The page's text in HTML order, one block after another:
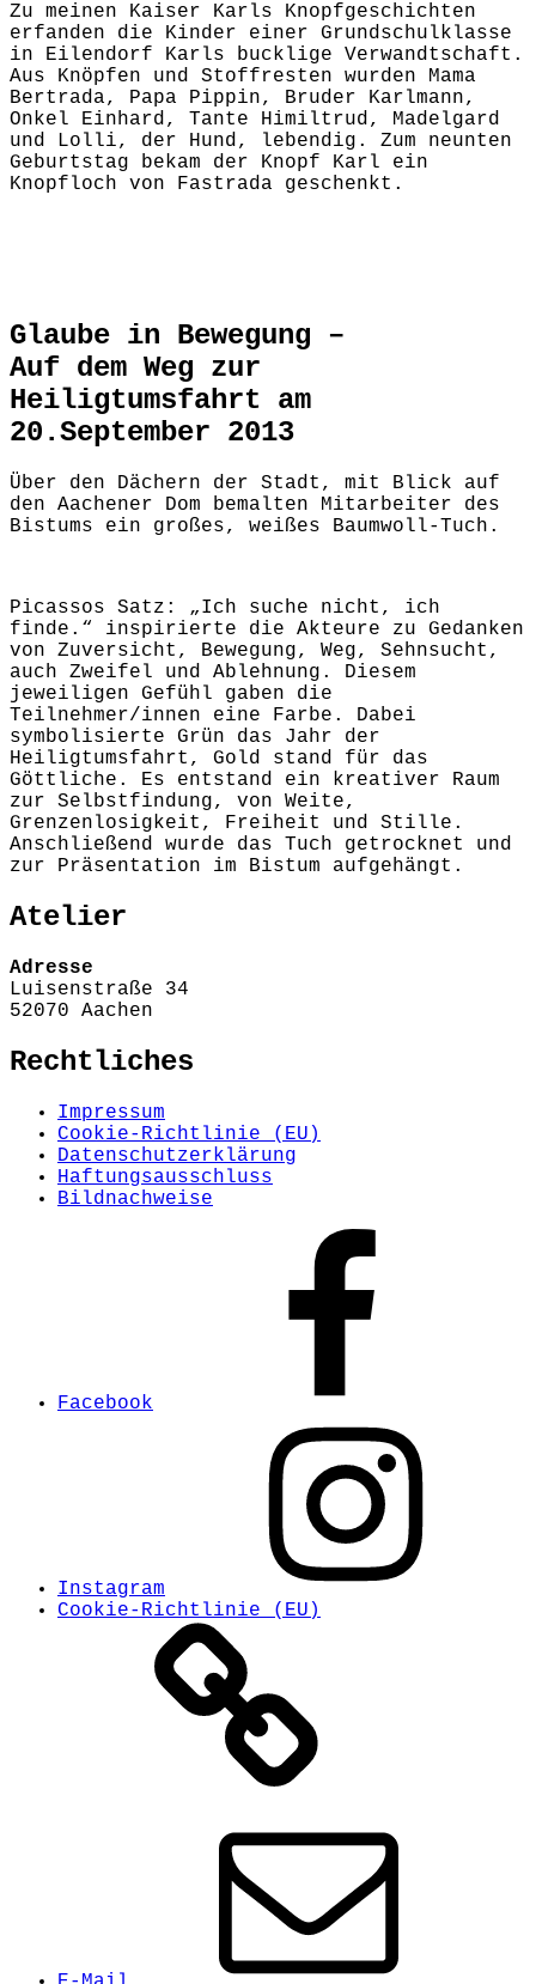
Zu meinen Kaiser Karls Knopfgeschichten
erfanden die Kinder einer Grundschulklasse
in Eilendorf Karls bucklige Verwandtschaft.
Aus Knöpfen und Stoffresten wurden Mama
Bertrada, Papa Pippin, Bruder Karlmann,
Onkel Einhard, Tante Himiltrud, Madelgard
und Lolli, der Hund, lebendig. Zum neunten
Geburtstag bekam der Knopf Karl ein
Knopfloch von Fastrada geschenkt.
Glaube in Bewegung –
Auf dem Weg zur
Heiligtumsfahrt am
20.September 2013
Über den Dächern der Stadt, mit Blick auf
den Aachener Dom bemalten Mitarbeiter des
Bistums ein großes, weißes Baumwoll-Tuch.
Picassos Satz: „Ich suche nicht, ich
finde.“ inspirierte die Akteure zu Gedanken
von Zuversicht, Bewegung, Weg, Sehnsucht,
auch Zweifel und Ablehnung. Diesem
jeweiligen Gefühl gaben die
Teilnehmer/innen eine Farbe. Dabei
symbolisierte Grün das Jahr der
Heiligtumsfahrt, Gold stand für das
Göttliche. Es entstand ein kreativer Raum
zur Selbstfindung, von Weite,
Grenzenlosigkeit, Freiheit und Stille.
Anschließend wurde das Tuch getrocknet und
zur Präsentation im Bistum aufgehängt.
Atelier
Adresse
Luisenstraße 34
52070 Aachen
Rechtliches
Impressum
Cookie-Richtlinie (EU)
Datenschutzerklärung
Haftungsausschluss
Bildnachweise
Facebook
Instagram
Cookie-Richtlinie (EU)